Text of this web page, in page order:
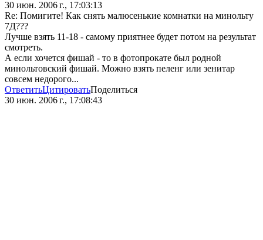
30 июн. 2006 г., 17:03:13
Re: Помигите! Как снять малюсенькие комнатки на минольту
7Д???
Лучше взять 11-18 - самому приятнее будет потом на результат
смотреть.
А если хочется фишай - то в фотопрокате был родной
минольтовский фишай. Можно взять пеленг или зенитар
совсем недорого...
ОтветитьЦитироватьПоделиться
30 июн. 2006 г., 17:08:43